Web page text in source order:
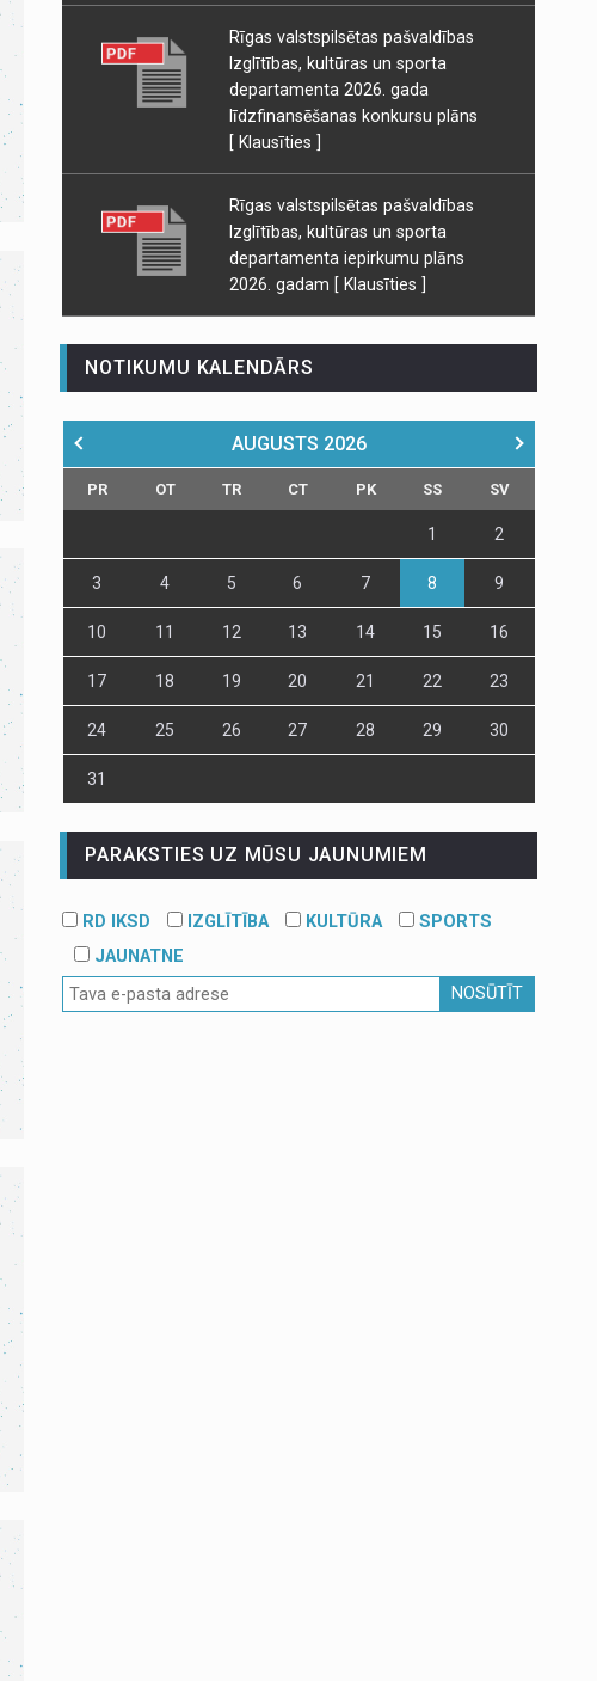
Rīgas valstspilsētas pašvaldības
Izglītības, kultūras un sporta
departamenta 2026. gada
līdzfinansēšanas konkursu plāns
[ Klausīties ]
Rīgas valstspilsētas pašvaldības
Izglītības, kultūras un sporta
departamenta iepirkumu plāns
2026. gadam [ Klausīties ]
NOTIKUMU KALENDĀRS
AUGUSTS 2026
PR OT TR CT PK SS SV
1 2
3 4 5 6 7 8 9
10 11 12 13 14 15 16
17 18 19 20 21 22 23
24 25 26 27 28 29 30
31
PARAKSTIES UZ MŪSU JAUNUMIEM
RD IKSD IZGLĪTĪBA KULTŪRA
SPORTS
JAUNATNE
NOSŪTĪT